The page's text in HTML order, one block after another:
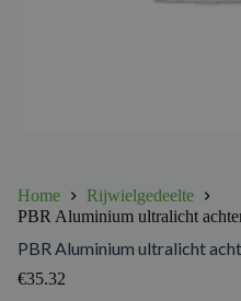
Home
Rijwielgedeelte
PBR Aluminium ultralicht
PBR Aluminium ultralicht
€35.32